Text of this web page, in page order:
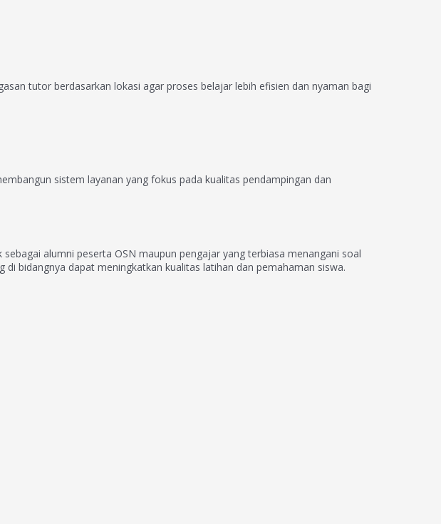
tutor berdasarkan lokasi agar proses belajar lebih efisien dan nyaman bagi
sistem layanan yang fokus pada kualitas pendampingan dan
alumni peserta OSN maupun pengajar yang terbiasa menangani soal
bidangnya dapat meningkatkan kualitas latihan dan pemahaman siswa.